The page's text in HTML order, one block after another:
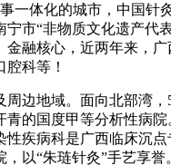
一体化的城市，中国
宁市“非物质文化遗产代
金融核心，近两年来，
科等！
地域。面向北部湾，5
青的国度甲等分析性病
性疾病科是广西临床沉
，以“朱琏针灸”手艺享